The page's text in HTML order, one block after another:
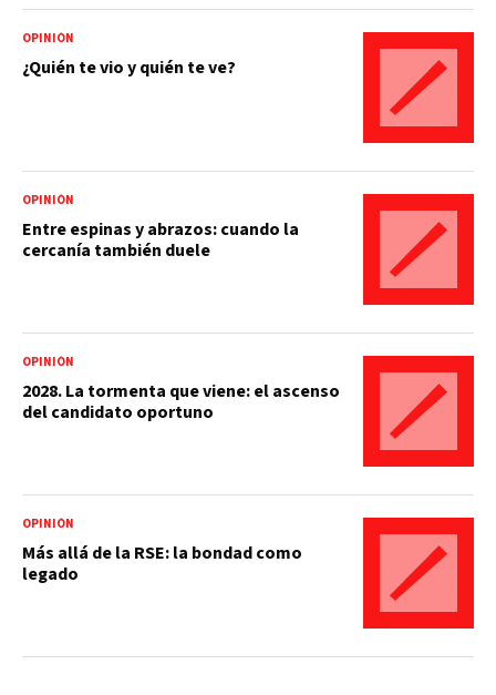
OPINIÓN
¿Quién te vio y quién te ve?
OPINIÓN
Entre espinas y abrazos: cuando la
cercanía también duele
OPINIÓN
2028. La tormenta que viene: el ascenso
del candidato oportuno
OPINIÓN
Más allá de la RSE: la bondad como
legado